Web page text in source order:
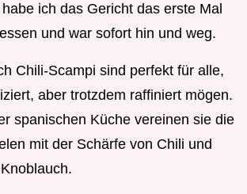
ich das Gericht das erste Mal
und war sofort hin und weg.
Chili-Scampi sind perfekt für alle,
aber trotzdem raffiniert mögen.
spanischen Küche vereinen sie die
mit der Schärfe von Chili und